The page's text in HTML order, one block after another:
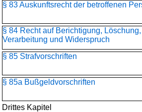
§ 83 Auskunftsrecht der betroffenen
§ 84 Recht auf Berichtigung,
Verarbeitung und Widerspruch
§ 85 Strafvorschriften
§ 85a Bußgeldvorschriften
Drittes Kapitel